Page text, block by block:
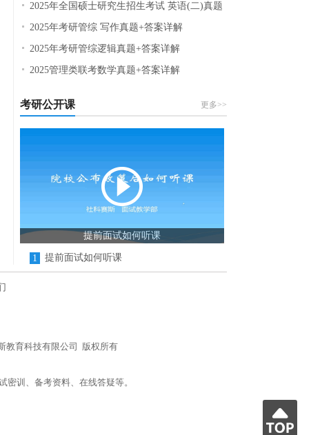
2025年全国硕士研究生招生考试 英语(二)真题
2025年考研管综 写作真题+答案详解
2025年考研管综逻辑真题+答案详解
2025管理类联考数学真题+答案详解
考研公开课 更多>>
提前面试如何听课
1 提前面试如何听课
教育科技有限公司 版权所有
训、备考资料、在线答疑等。